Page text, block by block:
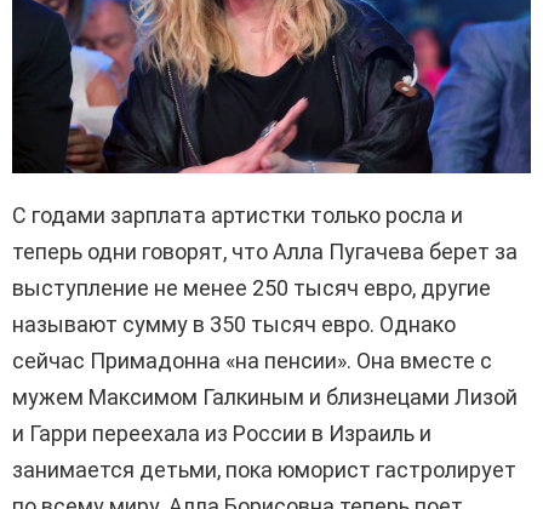
С годами зарплата артистки только росла и
теперь одни говорят, что Алла Пугачева берет за
выступление не менее 250 тысяч евро, другие
называют сумму в 350 тысяч евро. Однако
сейчас Примадонна «на пенсии». Она вместе с
мужем Максимом Галкиным и близнецами Лизой
и Гарри переехала из России в Израиль и
занимается детьми, пока юморист гастролирует